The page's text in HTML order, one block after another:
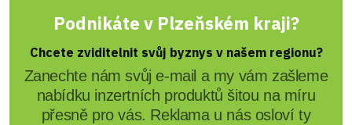
Podnikáte v Plzeňském kraji?
Chcete zviditelnit svůj byznys v našem regionu?
Zanechte nám svůj e-mail a my vám zašleme
nabídku inzertních produktů šitou na míru
přesně pro vás. Reklama u nás osloví ty